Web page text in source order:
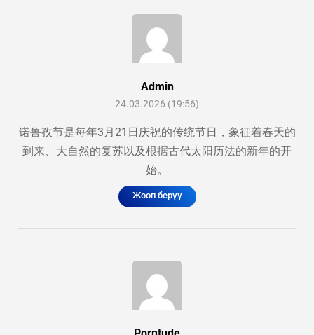
Admin
24.03.2026 (19:56)
诺鲁孜节是每年3月21日庆祝的传统节日，象征着春天的
到来、大自然的复苏以及根据古代太阳历法的新年的开
始。
Жооп берүү